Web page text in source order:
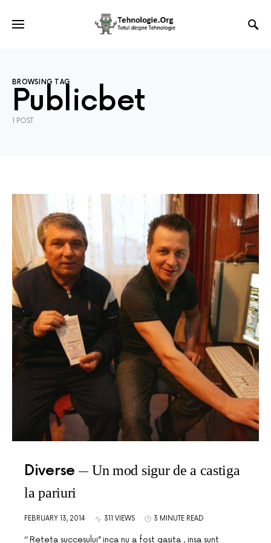
BROWSING TAG
Publicbet
1 POST
Diverse
Un mod sigur de a castiga
la pariuri
FEBRUARY 13, 2014 311 VIEWS 3 MINUTE READ
‘’ Reteta succesului’’ inca nu a fost gasita , insa sunt